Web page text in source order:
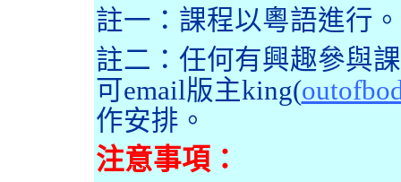
註一：課程以粵語進行。
註二：任何有興趣參與
可email版主king(
作安排。
注意事項：